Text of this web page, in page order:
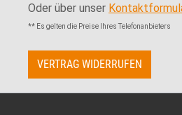
Oder über unser
** Es gelten die Preise Ihres Telefonanbieters
VERTRAG WIDERRUFEN